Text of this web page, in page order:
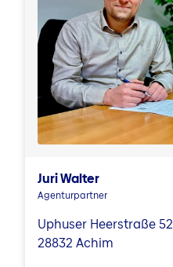
Juri Walter
Agenturpartner
Uphuser Heerstraße 52
28832 Achim